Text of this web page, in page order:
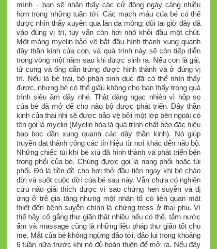
mình – bạn sẽ nhận thấy các cử động ngày càng nhiều
hơn trong những tuần tới. Các mạch máu của bé có thể
được nhìn thấy xuyên qua làn da mỏng; đôi tai giờ đây đã
vào đúng vị trí, tuy vẫn còn hơi nhô khỏi đầu một chút.
Một màng myelin bảo vệ bắt đầu hình thành xung quanh
dây thần kinh của con, và quá trình này sẽ còn tiếp diễn
trong vòng một năm sau khi được sinh ra. Nếu con là gái,
tử cung và ống dẫn trứng được hình thành và ở đúng vị
trí. Nếu là bé trai, bộ phận sinh dục đã có thể nhìn thấy
được, nhưng bé có thể giấu không cho bạn thấy trong quá
trình siêu âm đấy nhé. Thật đáng ngạc nhiên vì hộp sọ
của bé đã mở để cho não bộ được phát triển. Dây thần
kinh của thai nhi sẽ được bảo vệ bởi một lớp bên ngoài có
tên gọi là myelin (Myelin hóa là quá trình chất béo đặc hiệu
bao bọc dần xung quanh các dây thần kinh). Nó giúp
truyền đạt thành công các tín hiệu từ nơi khác đến não bộ.
Những chiếc túi khí bé xíu đã hình thành và phát triển bên
trong phổi của bé. Chúng được gọi là nang phổi hoặc túi
phổi. Đó là tiền đề cho hơi thở đầu tiên ngay khi bé chào
đời và suốt cuộc đời của bé sau này. Vẫn chưa có nghiên
cứu nào giải thích được vì sao chứng hen suyễn và dị
ứng ở trẻ gia tăng nhưng một nhân tố có liên quan mật
thiết đến bệnh suyễn chính là chứng tress ở thai phụ. Vì
thế hãy cố gắng thư giãn thật nhiều nếu có thể, tắm nước
ấm và massage cũng là những liệu pháp thư giãn tốt cho
mẹ. Mắt của bé không ngừng đảo tới, đảo lui trong khoảng
6 tuần nữa trước khi nó đủ hoàn thiện để mở ra. Nếu đây